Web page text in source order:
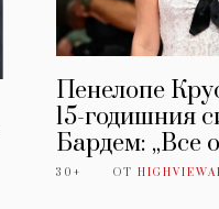
Пенелопе
15-годишния
Бардем: „Все
30+ ОТ